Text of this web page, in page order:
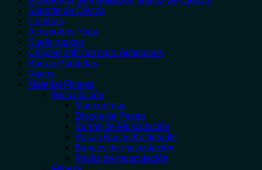
Soporte de Discos
Combas
Accesorios Yoga
Suelo rugoso
Césped artificial para Gimnasios
Barras Paralelas
Varios
Material Fitness
Musculación
Mancuernas
Discos de Pesas
Barras de Musculación
Pesas Rusas/Kettlebells
Bancos de musculación
Packs de musculación